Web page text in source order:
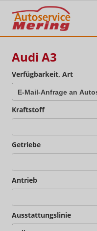
Audi A3
Verfügbarkeit, Art
Kraftstoff
Getriebe
Antrieb
Ausstattungslinie